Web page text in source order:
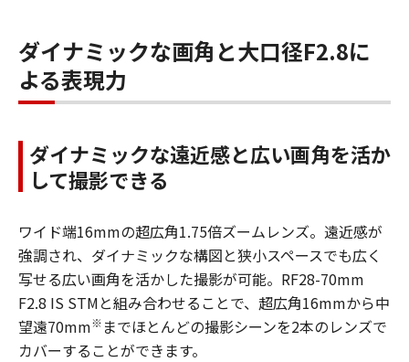
ダイナミックな画角と大口径F2.8に
よる表現力
ダイナミックな遠近感と広い画角を活か
して撮影できる
ワイド端16mmの超広角1.75倍ズームレンズ。遠近感が
強調され、ダイナミックな構図と狭小スペースでも広く
写せる広い画角を活かした撮影が可能。RF28-70mm
F2.8 IS STMと組み合わせることで、超広角16mmから中
望遠70mm※ までほとんどの撮影シーンを2本のレンズで
カバーすることができます。